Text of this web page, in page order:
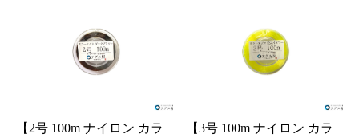
【2号 100m ナイロン カラ
【3号 100m ナイロン カラ